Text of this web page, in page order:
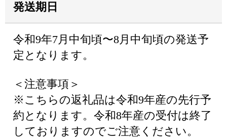
発送期日
令和9年7月中旬頃〜8月中旬頃の発送予
定となります。
＜注意事項＞
※こちらの返礼品は令和9年産の先行予
約となります。令和8年産の受付は終了
しておりますのでご注意ください。